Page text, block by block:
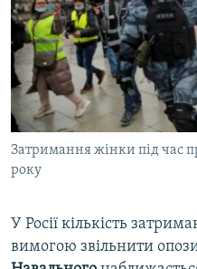
ВІДЕОУРОКИ «ELIFBE»
СВІДЧЕННЯ ОКУПАЦІЇ
УКРАЇНСЬКА ПРОБЛЕМА КРИМУ
ІНФОГРАФІКА
Русский
Qırımtatar
ДОЛУЧАЙСЯ!
Затримання жінки під час
року
У Росії кількість
вимогою звільнити